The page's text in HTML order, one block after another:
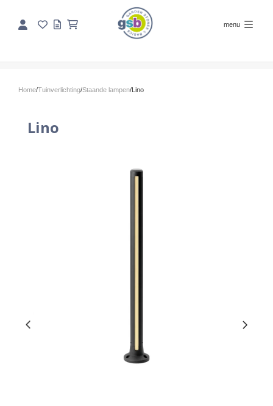
menu
Home/Tuinverlichting/Staande lampen/Lino
Lino